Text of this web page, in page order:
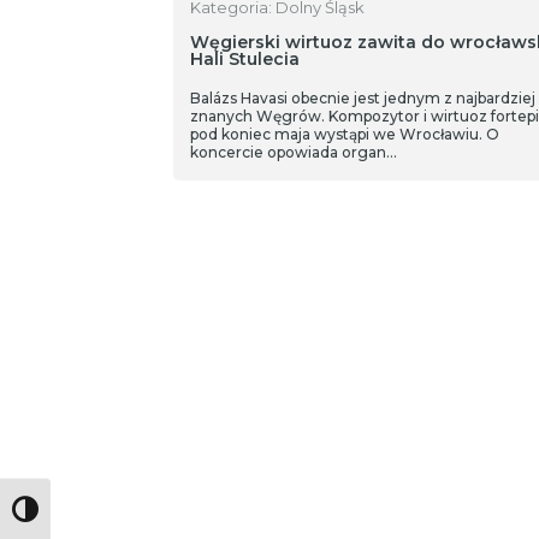
Toggle High Contrast
Kategoria: Dolny Śląsk
Węgierski wirtuoz zawita do
Hali Stulecia
Balázs Havasi obecnie jest jednym z najbardziej
znanych Węgrów. Kompozytor i wirtuoz
pod koniec maja wystąpi we Wrocławiu. O
koncercie opowiada organ…